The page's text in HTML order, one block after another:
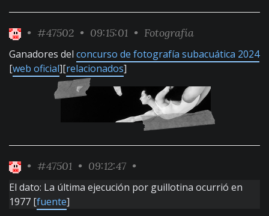
• #47502 • 09:15:01 • Fotografía
Ganadores del concurso de fotografía subacuática 2024
[web oficial][relacionados]
• #47501 • 09:12:47 •
El dato: La última ejecución por guillotina ocurrió en
1977 [fuente]